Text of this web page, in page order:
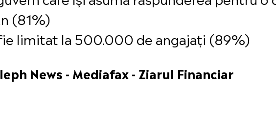
(81%)
limitat la 500.000 de angajați (89%)
News - Mediafax - Ziarul Financiar